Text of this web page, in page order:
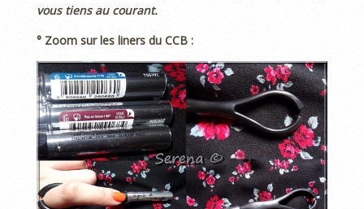
vous tiens au courant.
° Zoom sur les liners du CCB :